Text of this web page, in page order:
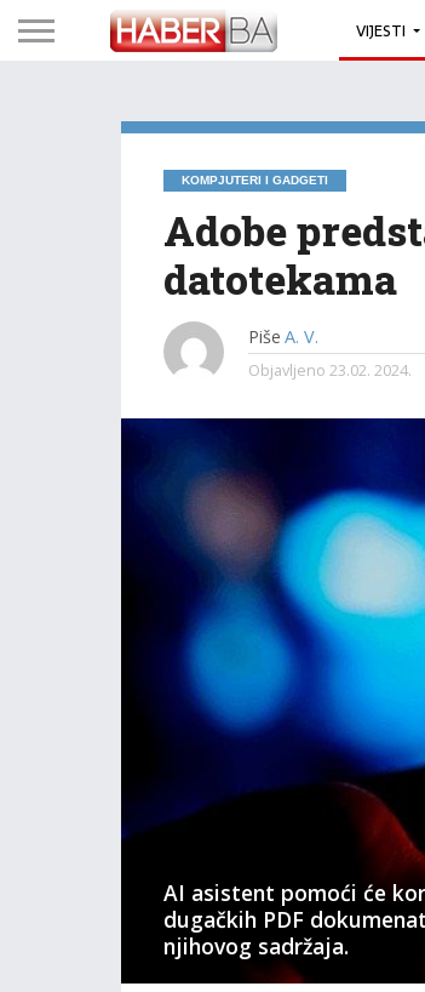
VIJESTI
KOMPJUTERI I GADGETI
Adobe
datotekama
Piše A. V.
Objavljeno 23.02. 2024.
AI asistent pomoći će
dugačkih PDF
njihovog sadržaja.